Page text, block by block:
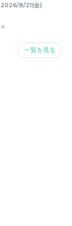
2026/8/21(金)
一覧を見る